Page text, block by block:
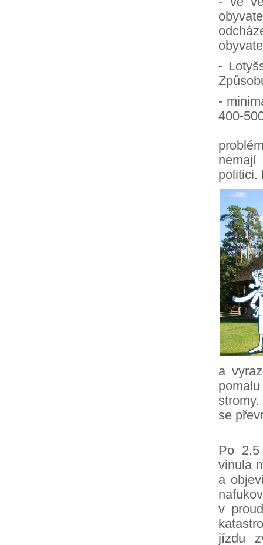
-
-
400-
politici.
a
se
Po 2,5
vinula
a
v
jízdu